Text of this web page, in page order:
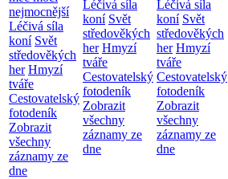
nejmocnější
Léčivá síla
koní Svět
středověkých
her Hmyzí
tváře
Cestovatelský
fotodeník
Zobrazit
všechny
záznamy ze
dne
Léčivá síla
koní Svět
středověkých
her Hmyzí
tváře
Cestovatelský
fotodeník
Zobrazit
všechny
záznamy ze
dne
Léčivá síla
koní Svět
středověkých
her Hmyzí
tváře
Cestovatelský
fotodeník
Zobrazit
všechny
záznamy ze
dne